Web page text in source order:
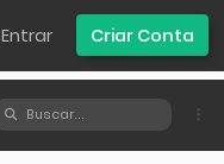
Entrar Criar Conta